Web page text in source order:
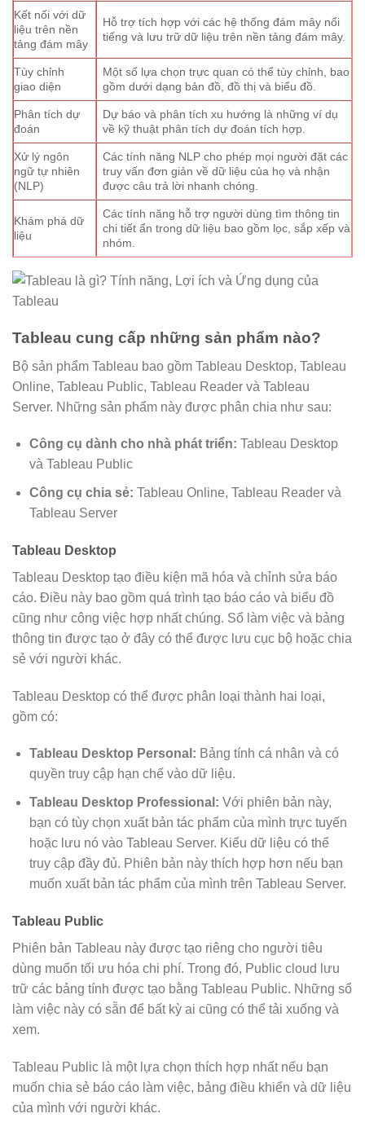
Kết nối với dữ
liệu trên nền
tảng đám mây
Hỗ trợ tích hợp với các hệ thống đám mây nổi
tiếng và lưu trữ dữ liệu trên nền tảng đám mây.
Tùy chỉnh
giao diện
Một số lựa chọn trực quan có thể tùy chỉnh, bao
gồm dưới dạng bản đồ, đồ thị và biểu đồ.
Phân tích dự
đoán
Dự báo và phân tích xu hướng là những ví dụ
về kỹ thuật phân tích dự đoán tích hợp.
Xử lý ngôn
ngữ tự nhiên
(NLP)
Các tính năng NLP cho phép mọi người đặt các
truy vấn đơn giản về dữ liệu của họ và nhận
được câu trả lời nhanh chóng.
Khám phá dữ
liệu
Các tính năng hỗ trợ người dùng tìm thông tin
chi tiết ẩn trong dữ liệu bao gồm lọc, sắp xếp và
nhóm.
Tableau cung cấp những sản phẩm nào?
Bộ sản phẩm Tableau bao gồm Tableau Desktop, Tableau
Online, Tableau Public, Tableau Reader và Tableau
Server. Những sản phẩm này được phân chia như sau:
Công cụ dành cho nhà phát triển: Tableau Desktop
và Tableau Public
Công cụ chia sẻ: Tableau Online, Tableau Reader và
Tableau Server
Tableau Desktop
Tableau Desktop tạo điều kiện mã hóa và chỉnh sửa báo
cáo. Điều này bao gồm quá trình tạo báo cáo và biểu đồ
cũng như công việc hợp nhất chúng. Sổ làm việc và bảng
thông tin được tạo ở đây có thể được lưu cục bộ hoặc chia
sẻ với người khác.
Tableau Desktop có thể được phân loại thành hai loại,
gồm có:
Tableau Desktop Personal: Bảng tính cá nhân và có
quyền truy cập hạn chế vào dữ liệu.
Tableau Desktop Professional: Với phiên bản này,
bạn có tùy chọn xuất bản tác phẩm của mình trực tuyến
hoặc lưu nó vào Tableau Server. Kiểu dữ liệu có thể
truy cập đầy đủ. Phiên bản này thích hợp hơn nếu bạn
muốn xuất bản tác phẩm của mình trên Tableau Server.
Tableau Public
Phiên bản Tableau này được tạo riêng cho người tiêu
dùng muốn tối ưu hóa chi phí. Trong đó, Public cloud lưu
trữ các bảng tính được tạo bằng Tableau Public. Những sổ
làm việc này có sẵn để bất kỳ ai cũng có thể tải xuống và
xem.
Tableau Public là một lựa chọn thích hợp nhất nếu bạn
muốn chia sẻ báo cáo làm việc, bảng điều khiển và dữ liệu
của mình với người khác.